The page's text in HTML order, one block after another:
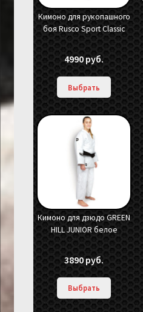
Кимоно для рукопашного
боя Rusco Sport Classic
4990 руб.
Выбрать
Кимоно для дзюдо GREEN
HILL JUNIOR белое
3890 руб.
Выбрать